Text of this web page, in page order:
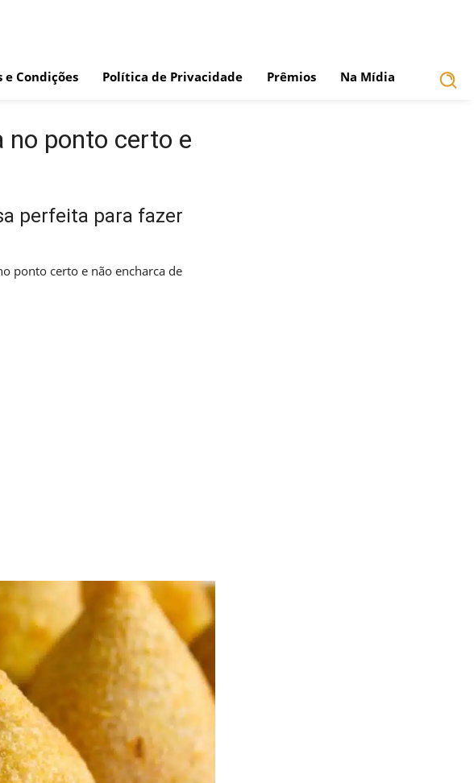
e Condições Política de Privacidade Prêmios Na Mídia
ponto certo e
perfeita para fazer
ponto certo e não encharca de